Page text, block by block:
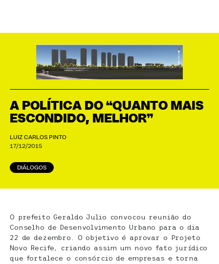
A POLÍTICA DO “QUANTO MAIS
ESCONDIDO, MELHOR”
LUIZ CARLOS PINTO
17/12/2015
DIÁLOGOS
O prefeito Geraldo Julio convocou reunião do
Conselho de Desenvolvimento Urbano para o dia
22 de dezembro. O objetivo é aprovar o Projeto
Novo Recife, criando assim um novo fato jurídico
que fortalece o consórcio de empresas e torna